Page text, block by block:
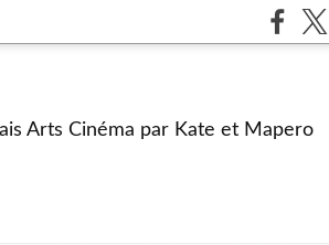
Arts Cinéma par Kate et Mapero